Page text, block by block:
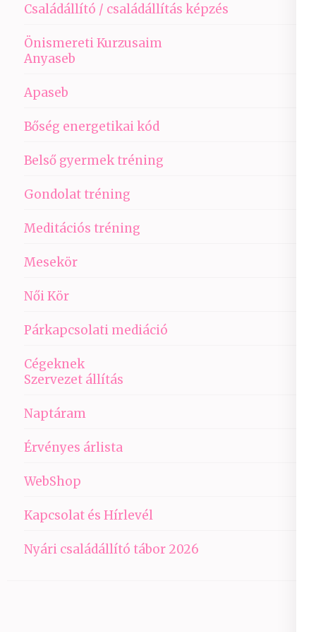
Családállító / családállítás képzés
Önismereti Kurzusaim
Anyaseb
Apaseb
Bőség energetikai kód
Belső gyermek tréning
Gondolat tréning
Meditációs tréning
Mesekör
Női Kör
Párkapcsolati mediáció
Cégeknek
Szervezet állítás
Naptáram
Érvényes árlista
WebShop
Kapcsolat és Hírlevél
Nyári családállító tábor 2026